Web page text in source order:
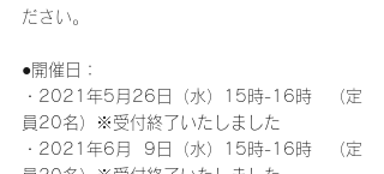
ださい。
●開催日：
・2021年5月26日（水）15時-16時　（定
員20名）※受付終了いたしました
・2021年6月  9日（水）15時-16時　（定